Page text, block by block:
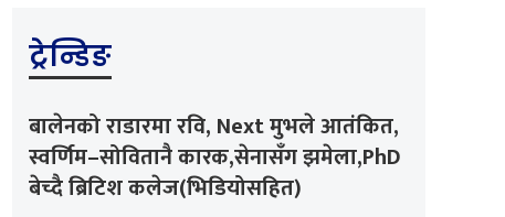
ट्रेन्डिङ
बालेनको राडारमा रवि, Next मुभले आतंकित,
स्वर्णिम–सोवितानै कारक,सेनासँग झमेला,PhD
बेच्दै ब्रिटिश कलेज(भिडियोसहित)